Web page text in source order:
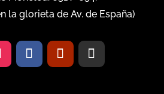
la glorieta de Av. de España)